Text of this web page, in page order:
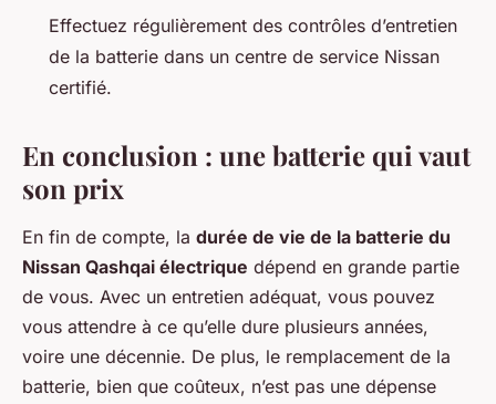
Effectuez régulièrement des contrôles d’entretien
de la batterie dans un centre de service Nissan
certifié.
En conclusion : une batterie qui vaut
son prix
En fin de compte, la durée de vie de la batterie du
Nissan Qashqai électrique dépend en grande partie
de vous. Avec un entretien adéquat, vous pouvez
vous attendre à ce qu’elle dure plusieurs années,
voire une décennie. De plus, le remplacement de la
batterie, bien que coûteux, n’est pas une dépense